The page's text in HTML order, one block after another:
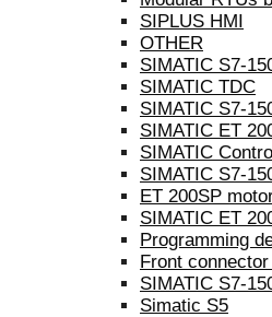
SIPLUS HMI
OTHER
SIMATIC S7-
SIMATIC TDC
SIMATIC S7-
SIMATIC ET
SIMATIC
SIMATIC S7-
ET 200SP
SIMATIC ET
Programming
Front
SIMATIC S7-
Simatic S5